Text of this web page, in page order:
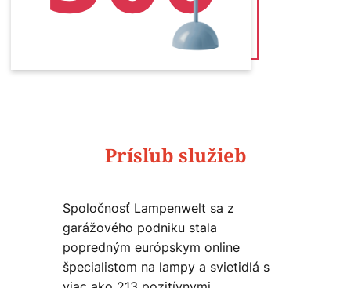
Prísľub služieb
Spoločnosť Lampenwelt sa z
garážového podniku stala
popredným európskym online
špecialistom na lampy a svietidlá s